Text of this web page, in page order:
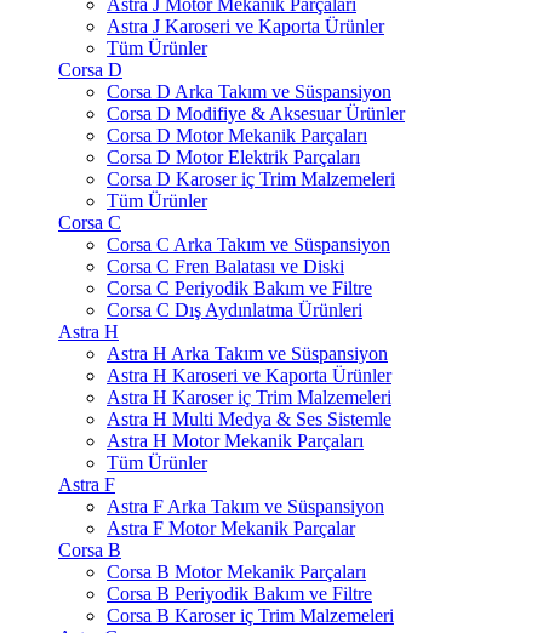
Astra J Motor Mekanik Parçaları
Astra J Karoseri ve Kaporta Ürünler
Tüm Ürünler
Corsa D
Corsa D Arka Takım ve Süspansiyon
Corsa D Modifiye & Aksesuar Ürünler
Corsa D Motor Mekanik Parçaları
Corsa D Motor Elektrik Parçaları
Corsa D Karoser iç Trim Malzemeleri
Tüm Ürünler
Corsa C
Corsa C Arka Takım ve Süspansiyon
Corsa C Fren Balatası ve Diski
Corsa C Periyodik Bakım ve Filtre
Corsa C Dış Aydınlatma Ürünleri
Astra H
Astra H Arka Takım ve Süspansiyon
Astra H Karoseri ve Kaporta Ürünler
Astra H Karoser iç Trim Malzemeleri
Astra H Multi Medya & Ses Sistemle
Astra H Motor Mekanik Parçaları
Tüm Ürünler
Astra F
Astra F Arka Takım ve Süspansiyon
Astra F Motor Mekanik Parçalar
Corsa B
Corsa B Motor Mekanik Parçaları
Corsa B Periyodik Bakım ve Filtre
Corsa B Karoser iç Trim Malzemeleri